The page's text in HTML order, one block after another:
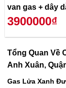
van gas + dây
3900000₫
Tổng Quan Về
Anh Xuân,
Gas Lửa Xanh